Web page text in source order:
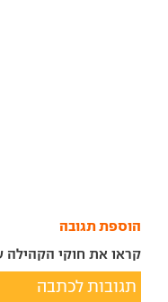
הוספת תגובה
קראו את חוקי הקהילה
תגובות לכתבה